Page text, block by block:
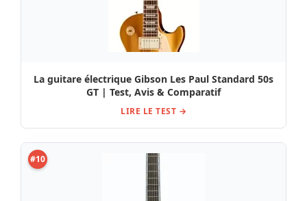
La guitare électrique Gibson Les Paul Standard 50s
GT | Test, Avis & Comparatif
LIRE LE TEST →
#10